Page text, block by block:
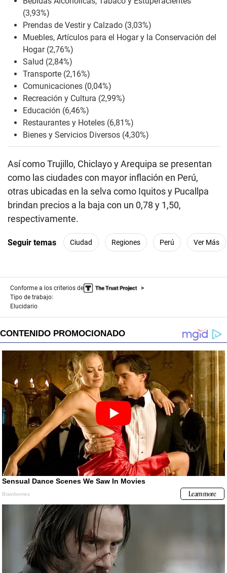
(3,93%)
Prendas de Vestir y Calzado (3,03%)
Muebles, Artículos para el Hogar y la Conservación del
Hogar (2,76%)
Salud (2,84%)
Transporte (2,16%)
Comunicaciones (0,04%)
Recreación y Cultura (2,99%)
Educación (6,46%)
Restaurantes y Hoteles (6,81%)
Bienes y Servicios Diversos (4,30%)
Así como Trujillo, Chiclayo y Arequipa se presentan
como las ciudades con mayor inflación en Perú,
otras ubicadas en la selva como Iquitos y Pucallpa
brindan precios a la baja con un 0,78 y 1,50,
respectivamente.
Seguir temas Ciudad Regiones Perú Ver Más
Conforme a los criterios de
Tipo de trabajo:
Elucidario